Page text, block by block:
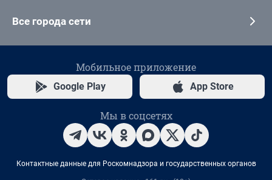
Все города сети
Мобильное приложение
Google Play App Store
Мы в соцсетях
Контактные данные для Роскомнадзора и государственных органов